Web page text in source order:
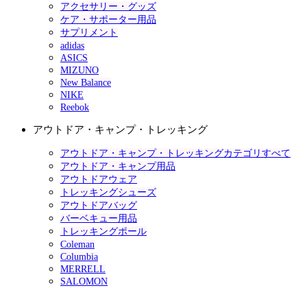
アクセサリー・グッズ
ケア・サポーター用品
サプリメント
adidas
ASICS
MIZUNO
New Balance
NIKE
Reebok
アウトドア・キャンプ・トレッキング
アウトドア・キャンプ・トレッキングカテゴリすべて
アウトドア・キャンプ用品
アウトドアウェア
トレッキングシューズ
アウトドアバッグ
バーベキュー用品
トレッキングポール
Coleman
Columbia
MERRELL
SALOMON